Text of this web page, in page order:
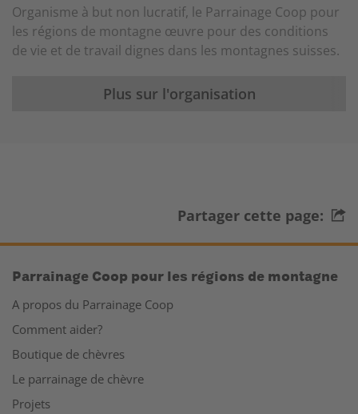
Organisme à but non lucratif, le Parrainage Coop pour
les régions de montagne œuvre pour des conditions
de vie et de travail dignes dans les montagnes suisses.
Plus sur l'organisation
Partager cette page:
Parrainage Coop pour les régions de montagne
A propos du Parrainage Coop
Comment aider?
Boutique de chèvres
Le parrainage de chèvre
Projets